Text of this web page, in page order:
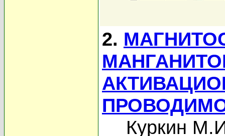
2.
Куркин